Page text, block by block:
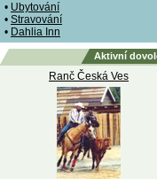
• Ubytování
• Stravování
• Dahlia Inn
Aktivní
Ranč Česká Ves